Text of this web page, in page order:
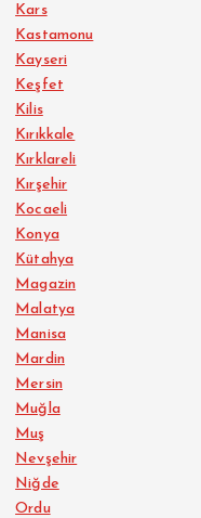
Kars
Kastamonu
Kayseri
Keşfet
Kilis
Kırıkkale
Kırklareli
Kırşehir
Kocaeli
Konya
Kütahya
Magazin
Malatya
Manisa
Mardin
Mersin
Muğla
Muş
Nevşehir
Niğde
Ordu